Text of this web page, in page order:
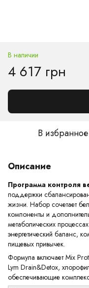
В наличии
4 617 грн
В избранное
Описание
Программа контроля
поддержки
жизни. Набор сочетает
компоненты и
метаболических
энергетический баланс,
пищевых привычек.
Формула включает Mix
Lym Drain&Detox,
обеспечивающие